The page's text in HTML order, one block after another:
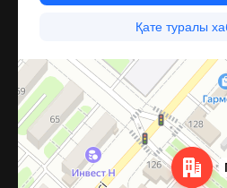
Костанай
Улица Пушкина, 59А — Яндекс Карты